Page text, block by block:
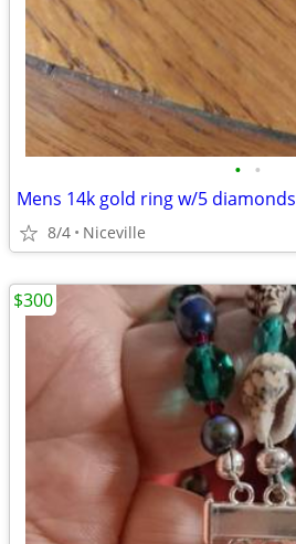
• •
Mens 14k gold ring w/5
8/4 Niceville
$300